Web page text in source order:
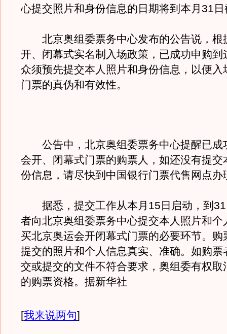
心提交照片和身份信息的日期将到本月31
北京奥组委票务中心发布的公告说，根
开、闭幕式实名制入场政策，已成功申购到
众须预先提交本人照片和身份信息，以便入
门票的真伪和有效性。
公告中，北京奥组委票务中心提醒已成
会开、闭幕式门票的购票人，如还没有提交
份信息，请尽快到中国银行门票代售网点办
据悉，提交工作从本月15日启动，到31
者向北京奥组委票务中心提交本人照片和个
买北京奥运会开闭幕式门票的必要环节。购
提交的照片和个人信息真实、准确。如购票
交或提交的文件不符合要求，奥组委有权取
的购票资格。据新华社
[我来说两句]